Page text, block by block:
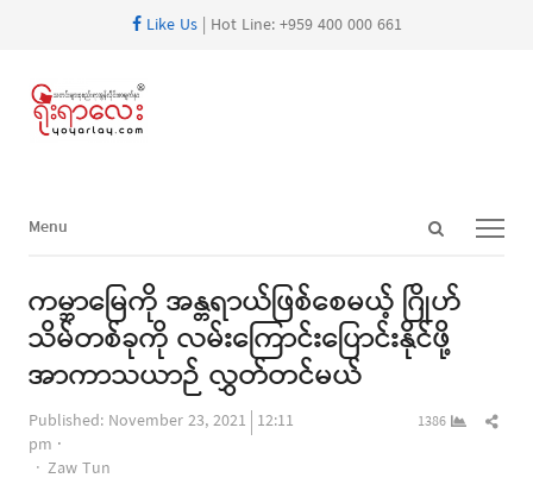
Like Us| Hot Line: +959 400 000 661
Open
panel
Menu
Menu
ကမ္ဘာမြေကို အန္တရာယ်ဖြစ်စေမယ့် ဂြိုဟ်
သိမ်တစ်ခုကို လမ်းကြောင်းပြောင်းနိုင်ဖို့
အာကာသယာဉ် လွှတ်တင်မယ်
Published: November 23, 2021 12:11
pm
Author
Zaw Tun
1386